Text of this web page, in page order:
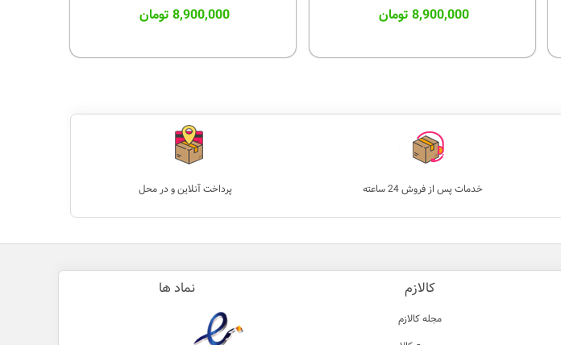
8,900,000 تومان 8,900,000 تومان
خدمات پس‌ از فروش 24 ساعته پرداخت آنلاین و در محل
کالازم
مجله کالازم
نماد ها